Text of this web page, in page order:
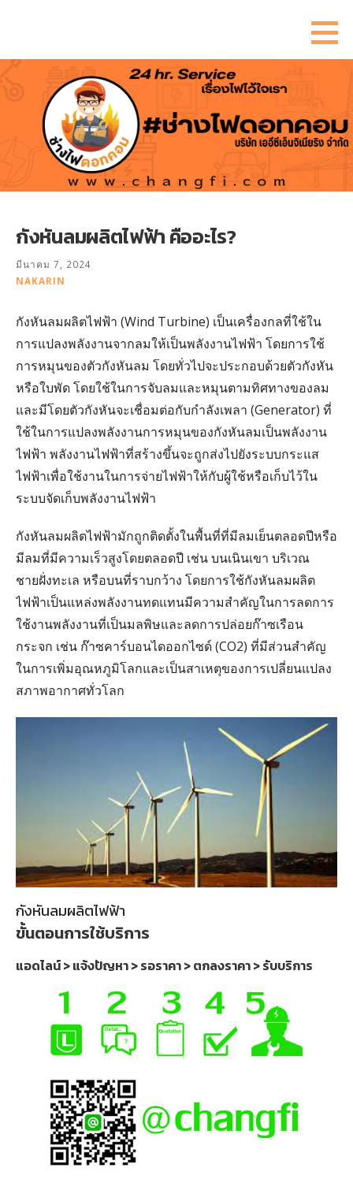
ยัง
เนื้อหา
กังหันลมผลิตไฟฟ้า คืออะไร?
มีนาคม 7, 2024
NAKARIN
กังหันลมผลิตไฟฟ้า (Wind Turbine) เป็นเครื่องกลที่ใช้ใน
การแปลงพลังงานจากลมให้เป็นพลังงานไฟฟ้า โดยการใช้
การหมุนของตัวกังหันลม โดยทั่วไปจะประกอบด้วยตัวกังหัน
หรือใบพัด โดยใช้ในการจับลมและหมุนตามทิศทางของลม
และมีโดยตัวกังหันจะเชื่อมต่อกับกำลังเพลา (Generator) ที่
ใช้ในการแปลงพลังงานการหมุนของกังหันลมเป็นพลังงาน
ไฟฟ้า พลังงานไฟฟ้าที่สร้างขึ้นจะถูกส่งไปยังระบบกระแส
ไฟฟ้าเพื่อใช้งานในการจ่ายไฟฟ้าให้กับผู้ใช้หรือเก็บไว้ใน
ระบบจัดเก็บพลังงานไฟฟ้า
กังหันลมผลิตไฟฟ้ามักถูกติดตั้งในพื้นที่ที่มีลมเย็นตลอดปีหรือ
มีลมที่มีความเร็วสูงโดยตลอดปี เช่น บนเนินเขา บริเวณ
ชายฝั่งทะเล หรือบนที่ราบกว้าง โดยการใช้กังหันลมผลิต
ไฟฟ้าเป็นแหล่งพลังงานทดแทนมีความสำคัญในการลดการ
ใช้งานพลังงานที่เป็นมลพิษและลดการปล่อยก๊าซเรือน
กระจก เช่น ก๊าซคาร์บอนไดออกไซด์ (CO2) ที่มีส่วนสำคัญ
ในการเพิ่มอุณหภูมิโลกและเป็นสาเหตุของการเปลี่ยนแปลง
สภาพอากาศทั่วโลก
กังหันลมผลิตไฟฟ้า
ขั้นตอนการใช้บริการ
แอดไลน์ > แจ้งปัญหา > รอราคา > ตกลงราคา > รับบริการ